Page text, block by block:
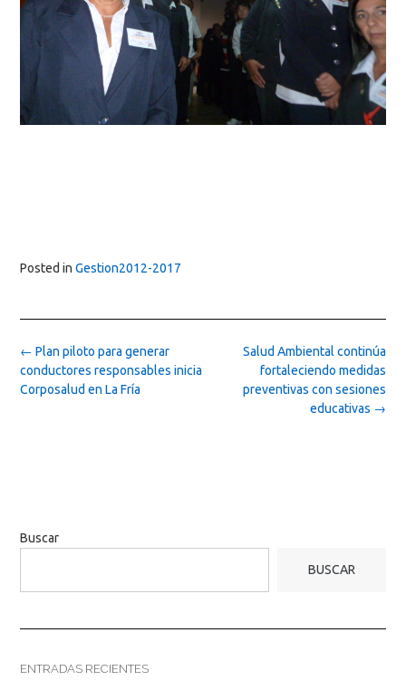
Posted in Gestion2012-2017
Post
navigation
Salud Ambiental continúa
fortaleciendo medidas
preventivas con sesiones
educativas →
← Plan piloto para generar
conductores responsables inicia
Corposalud en La Fría
Buscar
BUSCAR
ENTRADAS RECIENTES